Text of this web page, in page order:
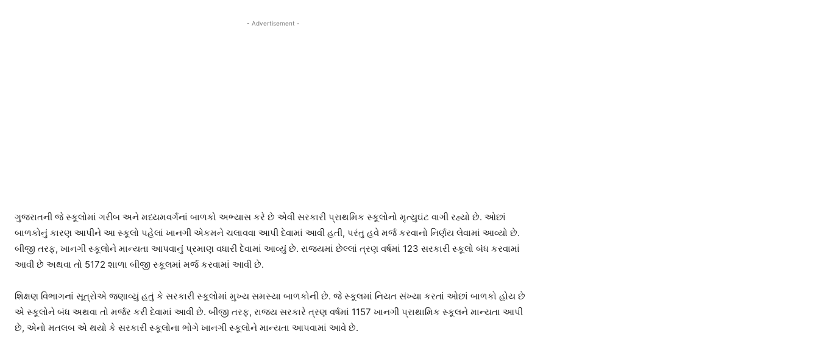
- Advertisement -
ગુજરાતની જે સ્કૂલોમાં ગરીબ અને મધ્યમવર્ગનાં બાળકો અભ્યાસ કરે છે એવી સરકારી પ્રાથમિક સ્કૂલોનો મૃત્યુઘંટ વાગી રહ્યો છે. ઓછાં
બાળકોનું કારણ આપીને આ સ્કૂલો પહેલાં ખાનગી એકમને ચલાવવા આપી દેવામાં આવી હતી, પરંતુ હવે મર્જ કરવાનો નિર્ણય લેવામાં આવ્યો છે.
બીજી તરફ, ખાનગી સ્કૂલોને માન્યતા આપવાનું પ્રમાણ વધારી દેવામાં આવ્યું છે. રાજ્યમાં છેલ્લાં ત્રણ વર્ષમાં 123 સરકારી સ્કૂલો બંધ કરવામાં
આવી છે અથવા તો 5172 શાળા બીજી સ્કૂલમાં મર્જ કરવામાં આવી છે.
શિક્ષણ વિભાગનાં સૂત્રોએ જણાવ્યું હતું કે સરકારી સ્કૂલોમાં મુખ્ય સમસ્યા બાળકોની છે. જે સ્કૂલમાં નિયત સંખ્યા કરતાં ઓછાં બાળકો હોય છે
એ સ્કૂલોને બંધ અથવા તો મર્જર કરી દેવામાં આવી છે. બીજી તરફ, રાજ્ય સરકારે ત્રણ વર્ષમાં 1157 ખાનગી પ્રાથામિક સ્કૂલને માન્યતા આપી
છે, એનો મતલબ એ થયો કે સરકારી સ્કૂલોના ભોગે ખાનગી સ્કૂલોને માન્યતા આપવામાં આવે છે.